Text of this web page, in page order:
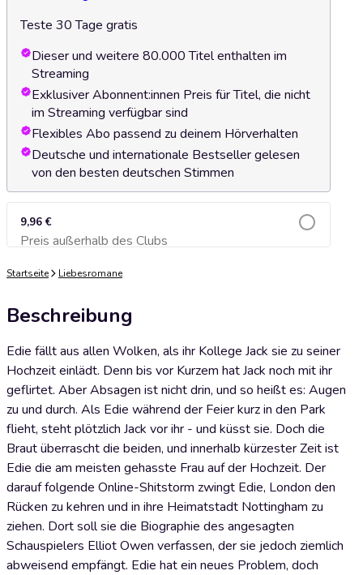
Teste 30 Tage gratis
Dieser und weitere 80.000 Titel enthalten im
Streaming
Exklusiver Abonnent:innen Preis für Titel, die nicht
im Streaming verfügbar sind
Flexibles Abo passend zu deinem Hörverhalten
Deutsche und internationale Bestseller gelesen
von den besten deutschen Stimmen
9,96 €
Preis außerhalb des ClubsZum Warenkorb hinzufügen
Startseite Liebesromane
Beschreibung
Edie fällt aus allen Wolken, als ihr Kollege Jack sie zu seiner
Hochzeit einlädt. Denn bis vor Kurzem hat Jack noch mit ihr
geflirtet. Aber Absagen ist nicht drin, und so heißt es: Augen
zu und durch. Als Edie während der Feier kurz in den Park
flieht, steht plötzlich Jack vor ihr - und küsst sie. Doch die
Braut überrascht die beiden, und innerhalb kürzester Zeit ist
Edie die am meisten gehasste Frau auf der Hochzeit. Der
darauf folgende Online-Shitstorm zwingt Edie, London den
Rücken zu kehren und in ihre Heimatstadt Nottingham zu
ziehen. Dort soll sie die Biographie des angesagten
Schauspielers Elliot Owen verfassen, der sie jedoch ziemlich
abweisend empfängt. Edie hat ein neues Problem, doch